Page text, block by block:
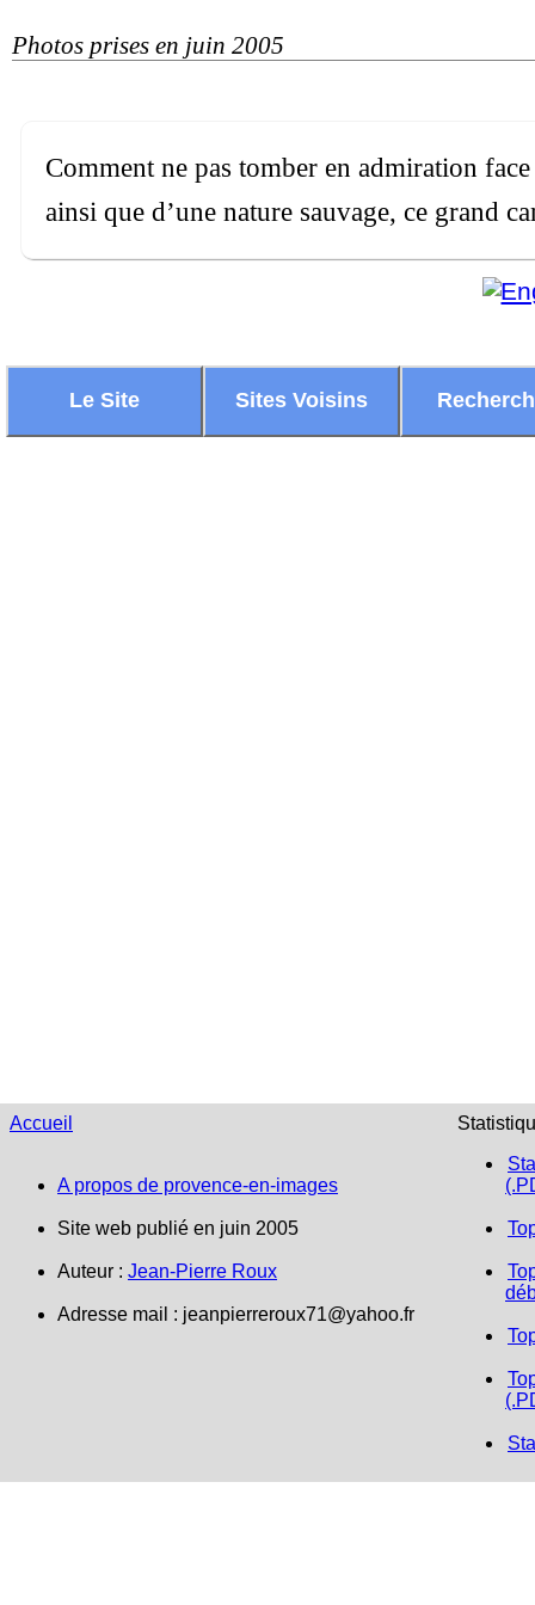
Photos prises en juin 2005
Comment ne pas tomber en admiration
ainsi que d’une nature sauvage, ce grand
Le Site Sites Voisins
Accueil
A propos de provence-en-images
Site web publié en juin 2005
Auteur : Jean-Pierre Roux
Adresse mail : jeanpierreroux71@yahoo.fr